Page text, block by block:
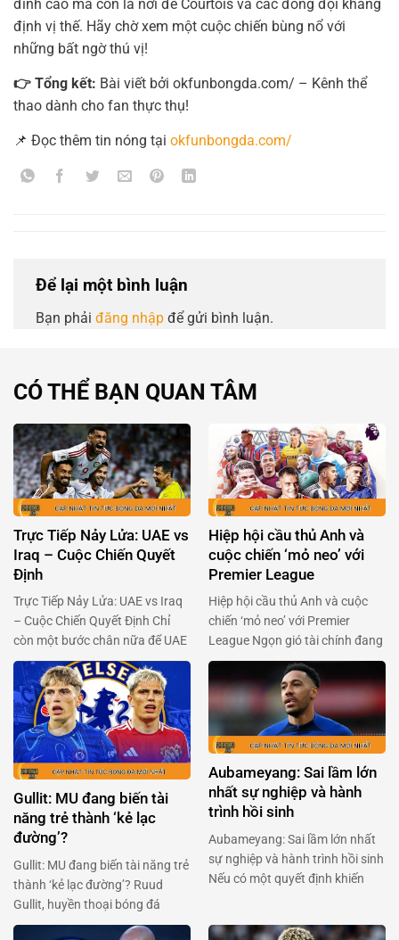
đỉnh cao mà còn là nơi để Courtois và các đồng đội khẳng
định vị thế. Hãy chờ xem một cuộc chiến bùng nổ với
những bất ngờ thú vị!
👉 Tổng kết: Bài viết bởi okfunbongda.com/ – Kênh thể
thao dành cho fan thực thụ!
📌 Đọc thêm tin nóng tại okfunbongda.com/
Để lại một bình luận
Bạn phải đăng nhập để gửi bình luận.
CÓ THỂ BẠN QUAN TÂM
Trực Tiếp Nảy Lửa: UAE vs
Iraq – Cuộc Chiến Quyết
Định
Trực Tiếp Nảy Lửa: UAE vs Iraq
– Cuộc Chiến Quyết Định Chỉ
còn một bước chân nữa để UAE
và Iraq chạm tay vào giấc mơ
World Cup đang chờ đợi phía
trước. Hai đội bóng đầy khao
khát này sẽ đụng độ nhau trong
trận chiến không khoan nhượng
vào 23h00 ngày 13/11. …
Hiệp hội cầu thủ Anh và
cuộc chiến ‘mỏ neo’ với
Premier League
Hiệp hội cầu thủ Anh và cuộc
chiến ‘mỏ neo’ với Premier
League Ngọn gió tài chính đang
thổi mạnh qua Premier League,
khi Hiệp hội cầu thủ chuyên
nghiệp Anh (PFA) sẵn sàng ‘xắn
tay áo’ đối đầu với ban tổ chức
giải đấu. Trong bối cảnh Premier
League chuẩn bị thông qua một
…
Gullit: MU đang biến tài
năng trẻ thành ‘kẻ lạc
đường’?
Gullit: MU đang biến tài năng trẻ
thành ‘kẻ lạc đường’? Ruud
Gullit, huyền thoại bóng đá
người Hà Lan, gần đây đã gây
Aubameyang: Sai lầm lớn
nhất sự nghiệp và hành
trình hồi sinh
Aubameyang: Sai lầm lớn nhất
sự nghiệp và hành trình hồi sinh
Nếu có một quyết định khiến